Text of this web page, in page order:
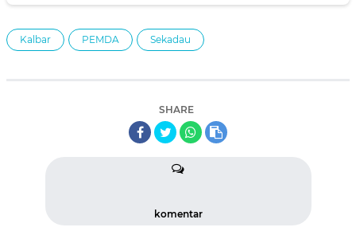
Kalbar PEMDA Sekadau
SHARE
komentar